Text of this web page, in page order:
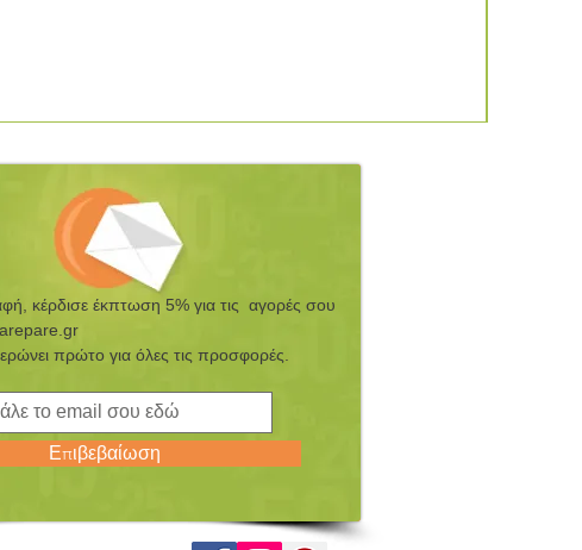
κέρδισε έκπτωση 5% για τις αγορές σου
πρώτο για όλες τις προσφορές.
Επιβεβαίωση